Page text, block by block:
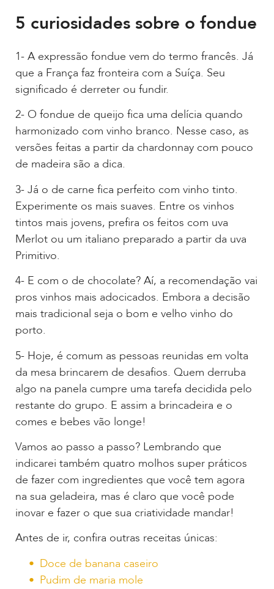
5 curiosidades sobre o fondue
1- A expressão fondue vem do termo francês. Já
que a França faz fronteira com a Suíça. Seu
significado é derreter ou fundir.
2- O fondue de queijo fica uma delícia quando
harmonizado com vinho branco. Nesse caso, as
versões feitas a partir da chardonnay com pouco
de madeira são a dica.
3- Já o de carne fica perfeito com vinho tinto.
Experimente os mais suaves. Entre os vinhos
tintos mais jovens, prefira os feitos com uva
Merlot ou um italiano preparado a partir da uva
Primitivo.
4- E com o de chocolate? Aí, a recomendação vai
pros vinhos mais adocicados. Embora a decisão
mais tradicional seja o bom e velho vinho do
porto.
5- Hoje, é comum as pessoas reunidas em volta
da mesa brincarem de desafios. Quem derruba
algo na panela cumpre uma tarefa decidida pelo
restante do grupo. E assim a brincadeira e o
comes e bebes vão longe!
Vamos ao passo a passo? Lembrando que
indicarei também quatro molhos super práticos
de fazer com ingredientes que você tem agora
na sua geladeira, mas é claro que você pode
inovar e fazer o que sua criatividade mandar!
Antes de ir, confira outras receitas únicas:
Doce de banana caseiro
Pudim de maria mole